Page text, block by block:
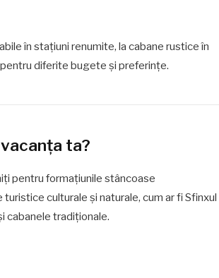
în stațiuni renumite, la cabane rustice în
diferite bugete și preferințe.
ta?
pentru formațiunile stâncoase
culturale și naturale, cum ar fi Sfinxul
cabanele tradiționale.